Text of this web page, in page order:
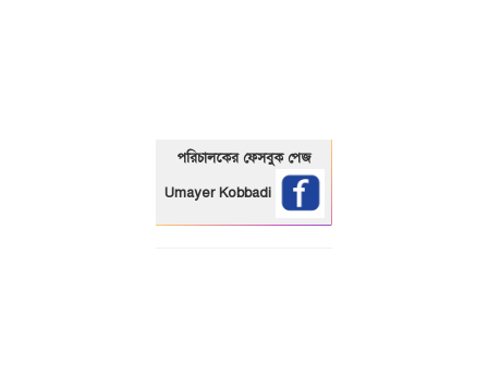
পরিচালকের ফেসবুক পেজ
Umayer Kobbadi